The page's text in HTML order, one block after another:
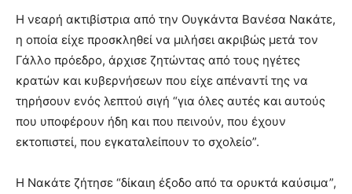
Η νεαρή ακτιβίστρια από την Ουγκάντα Βανέσα Νακάτε,
η οποία είχε προσκληθεί να μιλήσει ακριβώς μετά τον
Γάλλο πρόεδρο, άρχισε ζητώντας από τους ηγέτες
κρατών και κυβερνήσεων που είχε απέναντί της να
τηρήσουν ενός λεπτού σιγή “για όλες αυτές και αυτούς
που υποφέρουν ήδη και που πεινούν, που έχουν
εκτοπιστεί, που εγκαταλείπουν το σχολείο”.
Η Νακάτε ζήτησε “δίκαιη έξοδο από τα ορυκτά καύσιμα”,